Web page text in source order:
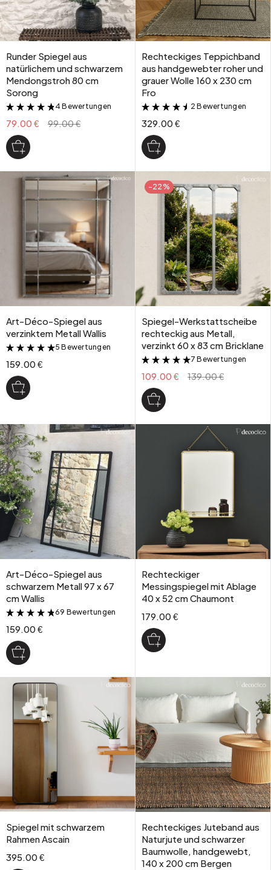
Runder Spiegel aus
natürlichem und schwarzem
Mendongstroh 80 cm
Sorong
&
4 Bewertungen
79.00 € 99.00 €
Rechteckiges Teppichband
aus handgewebter roher und
grauer Wolle 160 x 230 cm
Fro
&
2 Bewertungen
329.00 €
Art-Déco-Spiegel aus
verzinktem Metall Wallis
&
5 Bewertungen
159.00 €
-22%
Spiegel-Werkstattscheibe
rechteckig aus Metall,
verzinkt 60 x 83 cm Bricklane
&
7 Bewertungen
109.00 € 139.00 €
Art-Déco-Spiegel aus
schwarzem Metall 97 x 67
cm Wallis
&
69 Bewertungen
159.00 €
Rechteckiger
Messingspiegel mit Ablage
40 x 52 cm Chaumont
179.00 €
Spiegel mit schwarzem
Rahmen Ascain
395.00 €
Rechteckiges Juteband aus
Naturjute und schwarzer
Baumwolle, handgewebt,
140 x 200 cm Bergen